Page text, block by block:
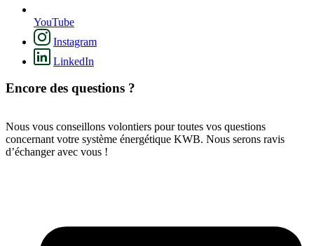
YouTube
Instagram
LinkedIn
Encore des questions ?
Nous vous conseillons volontiers pour toutes vos questions
concernant votre système énergétique KWB. Nous serons ravis
d’échanger avec vous !